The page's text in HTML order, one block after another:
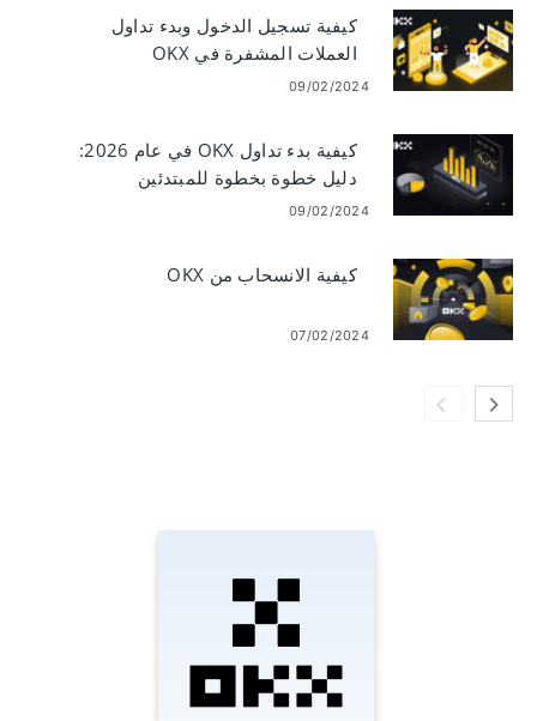
كيفية تسجيل الدخول وبدء تداول
العملات المشفرة في OKX
09/02/2024
كيفية بدء تداول OKX في عام 2026:
دليل خطوة بخطوة للمبتدئين
09/02/2024
كيفية الانسحاب من OKX
07/02/2024